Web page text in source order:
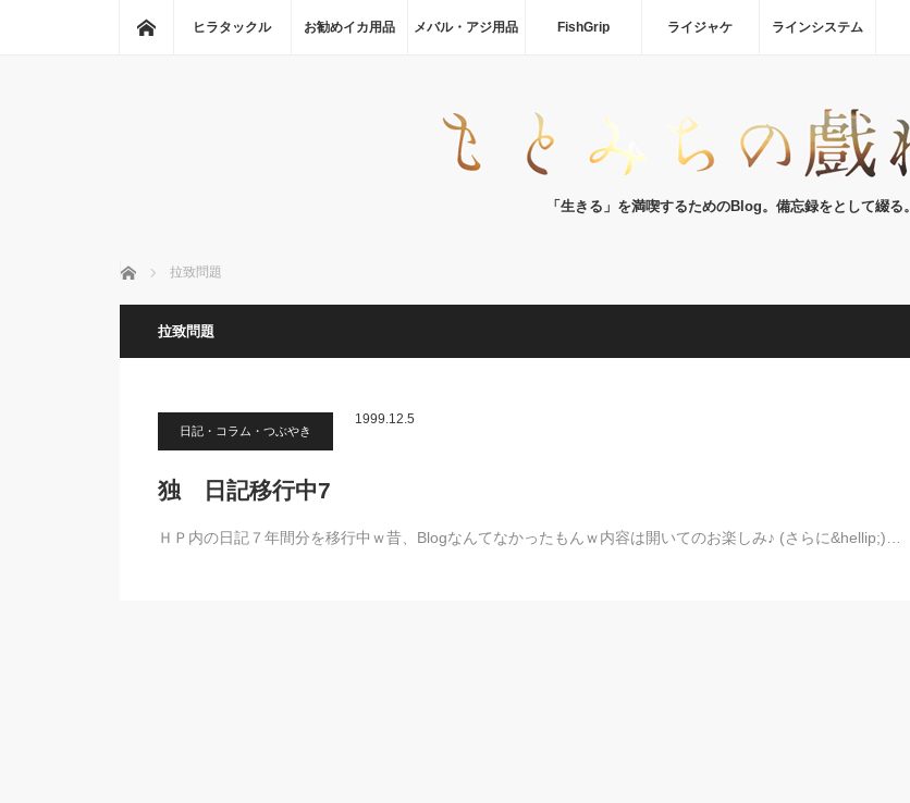
ホーム
ヒラタックル お勧めイカ用品 メバル・アジ用品 FishGrip ライジャケ ラインシステム
「生きる」を満喫するためのBlog。備忘録をとして綴る。
ホーム 拉致問題
拉致問題
日記・コラム・つぶやき
1999.12.5
独 日記移行中7
ＨＰ内の日記７年間分を移行中ｗ昔、Blogなんてなかったもんｗ内容は開いてのお楽しみ♪ (さらに&hellip;)…